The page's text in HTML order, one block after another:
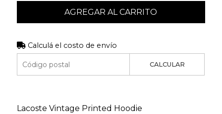
AGREGAR AL CARRITO
Calculá el costo de envío
CALCULAR
Lacoste Vintage Printed Hoodie